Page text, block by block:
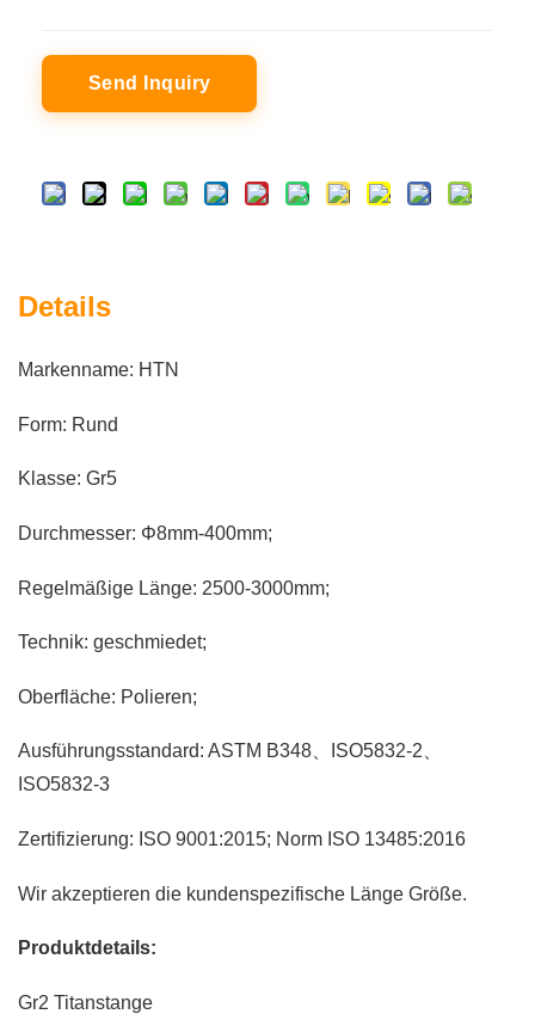
Send Inquiry
Details
Markenname: HTN
Form: Rund
Klasse: Gr5
Durchmesser: Φ8mm-400mm;
Regelmäßige Länge: 2500-3000mm;
Technik: geschmiedet;
Oberfläche: Polieren;
Ausführungsstandard: ASTM B348、ISO5832-2、
ISO5832-3
Zertifizierung: ISO 9001:2015; Norm ISO 13485:2016
Wir akzeptieren die kundenspezifische Länge Größe.
Produktdetails:
Gr2 Titanstange